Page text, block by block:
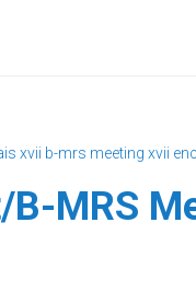
xvii b-mrs meeting xvii
MRS